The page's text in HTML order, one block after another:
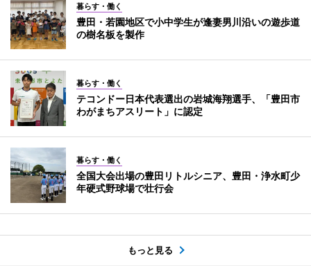
暮らす・働く
豊田・若園地区で小中学生が逢妻男川沿いの遊歩道
の樹名板を製作
暮らす・働く
テコンドー日本代表選出の岩城海翔選手、「豊田市
わがまちアスリート」に認定
暮らす・働く
全国大会出場の豊田リトルシニア、豊田・浄水町少
年硬式野球場で壮行会
もっと見る